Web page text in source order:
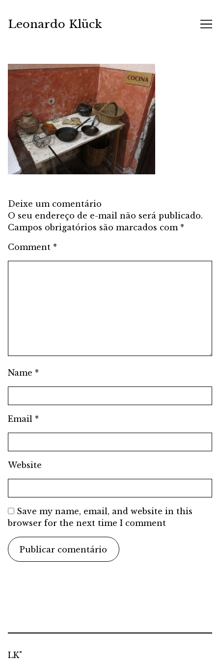
Content
Leonardo Klück
Deixe um comentário
O seu endereço de e-mail não será publicado.
Campos obrigatórios são marcados com *
Comment *
Name *
Email *
Website
Save my name, email, and website in this
browser for the next time I comment
LK"